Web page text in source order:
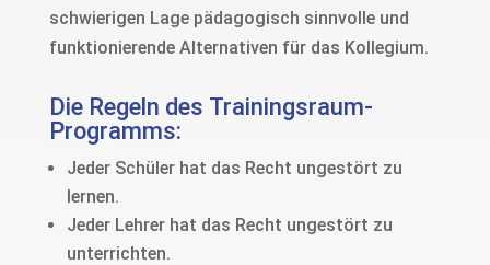
schwierigen Lage pädagogisch sinnvolle und
funktionierende Alternativen für das Kollegium.
Die Regeln des Trainingsraum-
Programms:
Jeder Schüler hat das Recht ungestört zu
lernen.
Jeder Lehrer hat das Recht ungestört zu
unterrichten.